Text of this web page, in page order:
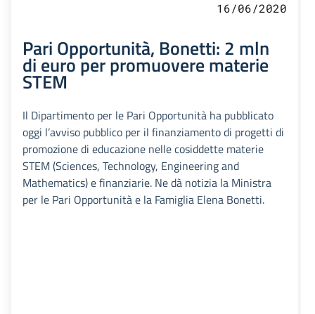
16/06/2020
Pari Opportunità, Bonetti: 2 mln
di euro per promuovere materie
STEM
Il Dipartimento per le Pari Opportunità ha pubblicato
oggi l’avviso pubblico per il finanziamento di progetti di
promozione di educazione nelle cosiddette materie
STEM (Sciences, Technology, Engineering and
Mathematics) e finanziarie. Ne dà notizia la Ministra
per le Pari Opportunità e la Famiglia Elena Bonetti.